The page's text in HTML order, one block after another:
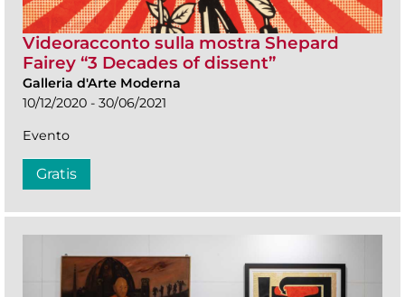
Videoracconto sulla mostra Shepard
Fairey “3 Decades of dissent”
Galleria d'Arte Moderna
10/12/2020 - 30/06/2021
Evento
Gratis